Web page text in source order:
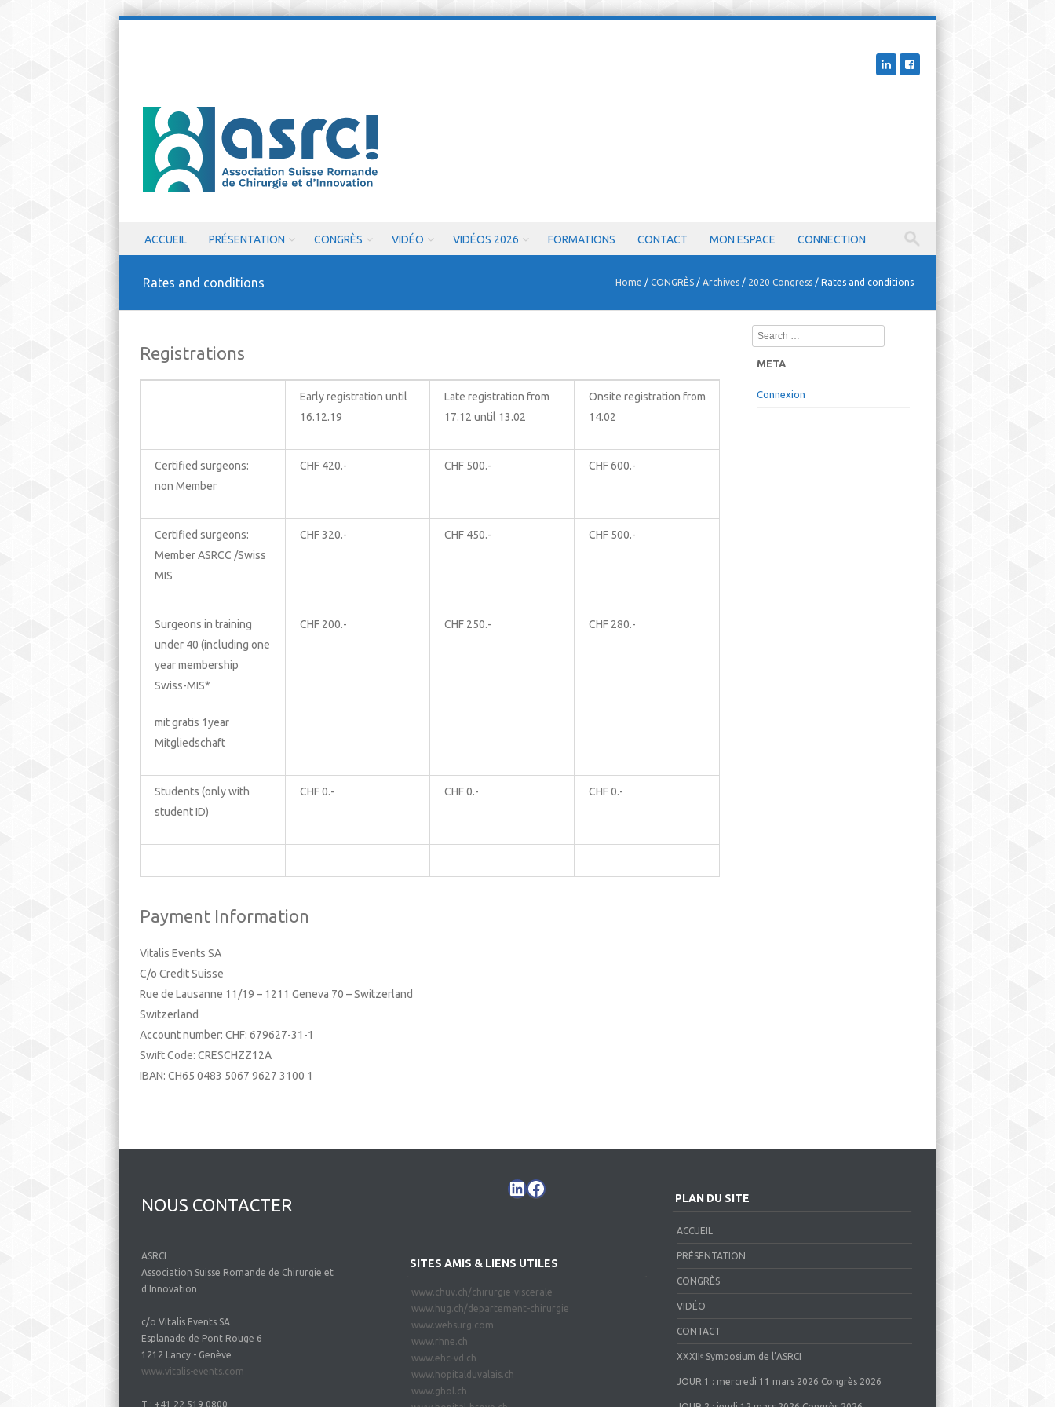
Menu
ACCUEIL PRÉSENTATION CONGRÈS VIDÉO VIDÉOS 2026 FORMATIONS CONTACT MON ESPACE CONNECTION
Rates and conditions Home / CONGRÈS / Archives / 2020 Congress / Rates and conditions
Registrations
Early registration until
16.12.19
Late registration from
17.12 until 13.02
Onsite registration from
14.02
Certified surgeons:
non Member
CHF 420.- CHF 500.- CHF 600.-
Certified surgeons:
Member ASRCC /Swiss
MIS
CHF 320.- CHF 450.- CHF 500.-
Surgeons in training
under 40 (including one
year membership
Swiss-MIS*
mit gratis 1year
Mitgliedschaft
CHF 200.- CHF 250.- CHF 280.-
Students (only with
student ID)
CHF 0.- CHF 0.- CHF 0.-
Payment Information
Vitalis Events SA
C/o Credit Suisse
Rue de Lausanne 11/19 – 1211 Geneva 70 – Switzerland
Switzerland
Account number: CHF: 679627-31-1
Swift Code: CRESCHZZ12A
IBAN: CH65 0483 5067 9627 3100 1
Search
META
Connexion
NOUS CONTACTER
ASRCI
Association Suisse Romande de Chirurgie et
d'Innovation
c/o Vitalis Events SA
Esplanade de Pont Rouge 6
1212 Lancy - Genève
www.vitalis-events.com
T : +41 22 519 0800
SITES AMIS & LIENS UTILES
www.chuv.ch/chirurgie-viscerale
www.hug.ch/departement-chirurgie
www.websurg.com
www.rhne.ch
www.ehc-vd.ch
www.hopitalduvalais.ch
www.ghol.ch
PLAN DU SITE
ACCUEIL
PRÉSENTATION
CONGRÈS
VIDÉO
CONTACT
XXXIIᵉ Symposium de l’ASRCI
JOUR 1 : mercredi 11 mars 2026 Congrès 2026